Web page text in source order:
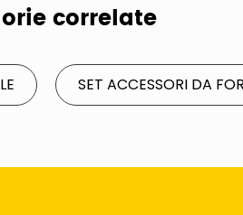
correlate
SET ACCESSORI DA